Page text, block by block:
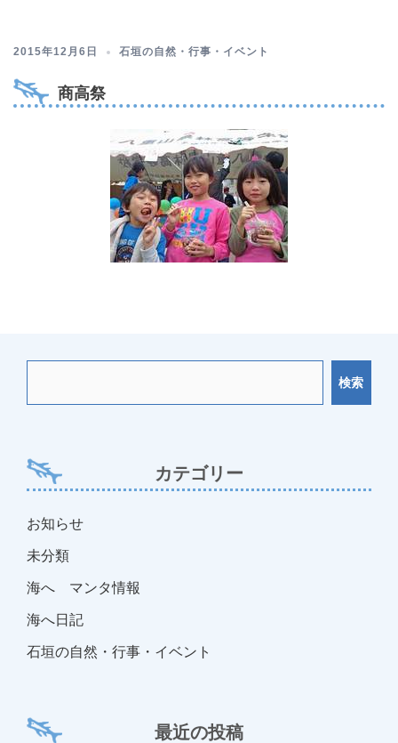
2015年12月6日 石垣の自然・行事・イベント
商高祭
検索
カテゴリー
お知らせ
未分類
海へ マンタ情報
海へ日記
石垣の自然・行事・イベント
最近の投稿